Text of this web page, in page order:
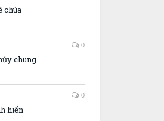
chúa
0
chung
0
hiến